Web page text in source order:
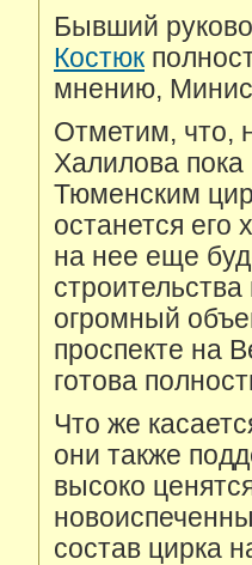
Бывший
Костюк
мнению,
Отметим, что,
Халилова пока
Тюменским
останется его
на нее еще
огромный
проспекте на
готова
Что же
они также
высоко
состав цирка